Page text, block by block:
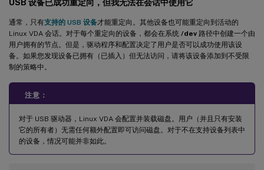
USB 设备已成功重定向，但我无法在会话中使用它
通常，只有支持的 USB 设备才能重定向。其他设备也可能重定向到活动的
Linux VDA 会话。对于每个重定向的设备，都会在系统 /dev 路径中创建一个由
用户拥有的节点。但是，驱动程序和配置决定了用户是否可以成功使用该设
备。如果您发现设备已拥有（已插入）但无法访问，请将该设备添加到不受限
制的策略中。
注意：
对于 USB 驱动器，Linux VDA 会配置并装载磁盘。用户（并且只有安装
它的所有者）无需任何额外配置即可访问磁盘。对于不在支持设备列表中
的设备，情况可能并非如此。